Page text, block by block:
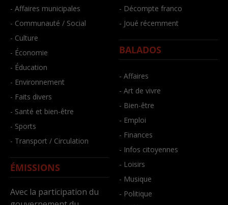
- Affaires municipales
- Communauté / Social
- Culture
- Économie
- Éducation
- Environnement
- Faits divers
- Santé et bien-être
- Sports
- Transport / Circulation
ÉMISSIONS
Avec la participation du
- Décompte franco
- Joué récemment
BALADOS
- Affaires
- Art de vivre
- Bien-être
- Emploi
- Finances
- Infos citoyennes
- Loisirs
- Musique
- Politique